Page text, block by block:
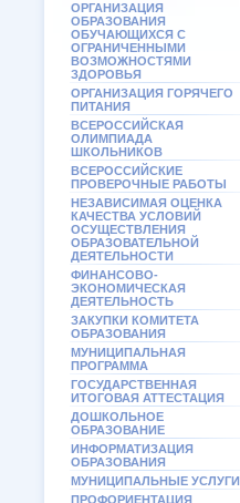
ОРГАНИЗАЦИЯ
ОБРАЗОВАНИЯ
ОБУЧАЮЩИХСЯ С
ОГРАНИЧЕННЫМИ
ВОЗМОЖНОСТЯМИ
ЗДОРОВЬЯ
ОРГАНИЗАЦИЯ ГОРЯЧЕГО
ПИТАНИЯ
ВСЕРОССИЙСКАЯ
ОЛИМПИАДА
ШКОЛЬНИКОВ
ВСЕРОССИЙСКИЕ
ПРОВЕРОЧНЫЕ РАБОТЫ
НЕЗАВИСИМАЯ ОЦЕНКА
КАЧЕСТВА УСЛОВИЙ
ОСУЩЕСТВЛЕНИЯ
ОБРАЗОВАТЕЛЬНОЙ
ДЕЯТЕЛЬНОСТИ
ФИНАНСОВО-
ЭКОНОМИЧЕСКАЯ
ДЕЯТЕЛЬНОСТЬ
ЗАКУПКИ КОМИТЕТА
ОБРАЗОВАНИЯ
МУНИЦИПАЛЬНАЯ
ПРОГРАММА
ГОСУДАРСТВЕННАЯ
ИТОГОВАЯ АТТЕСТАЦИЯ
ДОШКОЛЬНОЕ
ОБРАЗОВАНИЕ
ИНФОРМАТИЗАЦИЯ
ОБРАЗОВАНИЯ
МУНИЦИПАЛЬНЫЕ УСЛУГИ
ПРОФОРИЕНТАЦИЯ